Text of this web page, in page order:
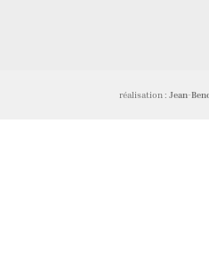
réalisation :Jean-